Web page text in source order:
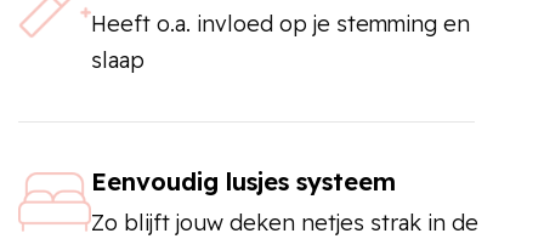
Heeft o.a. invloed op je stemming en
slaap
Eenvoudig lusjes systeem
Zo blijft jouw deken netjes strak in de